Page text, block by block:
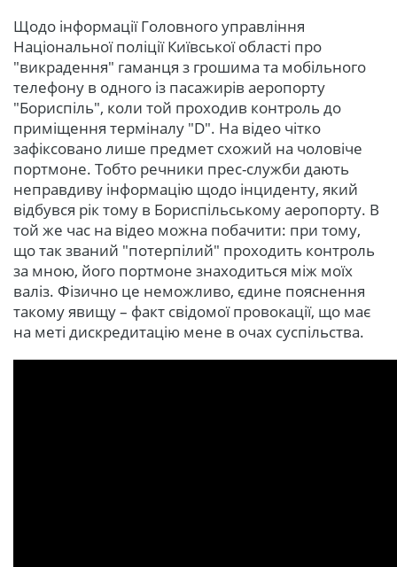
Щодо інформації Головного управління
Національної поліції Київської області про
"викрадення" гаманця з грошима та мобільного
телефону в одного із пасажирів аеропорту
"Бориспіль", коли той проходив контроль до
приміщення терміналу "D". На відео чітко
зафіксовано лише предмет схожий на чоловіче
портмоне. Тобто речники прес-служби дають
неправдиву інформацію щодо інциденту, який
відбувся рік тому в Бориспільському аеропорту. В
той же час на відео можна побачити: при тому,
що так званий "потерпілий" проходить контроль
за мною, його портмоне знаходиться між моїх
валіз. Фізично це неможливо, єдине пояснення
такому явищу – факт свідомої провокації, що має
на меті дискредитацію мене в очах суспільства.